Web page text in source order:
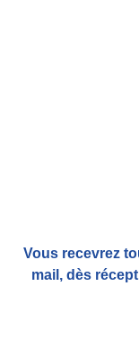
Vous recevrez
mail, dès